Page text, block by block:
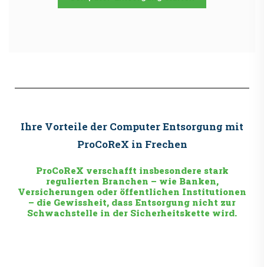
Ihre Vorteile der Computer Entsorgung mit
ProCoReX in Frechen
ProCoReX verschafft insbesondere stark
regulierten Branchen – wie Banken,
Versicherungen oder öffentlichen Institutionen
– die Gewissheit, dass Entsorgung nicht zur
Schwachstelle in der Sicherheitskette wird.